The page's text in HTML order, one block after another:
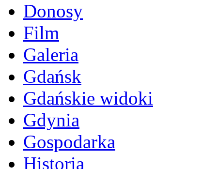
Donosy
Film
Galeria
Gdańsk
Gdańskie widoki
Gdynia
Gospodarka
Historia